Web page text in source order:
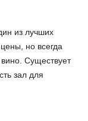
из лучших
но всегда
Существует
зал для